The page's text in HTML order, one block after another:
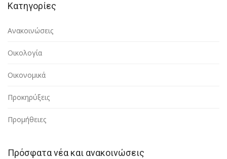
Κατηγορίες
Ανακοινώσεις
Οικολογία
Οικονομικά
Προκηρύξεις
Προμήθειες
Πρόσφατα νέα και ανακοινώσεις